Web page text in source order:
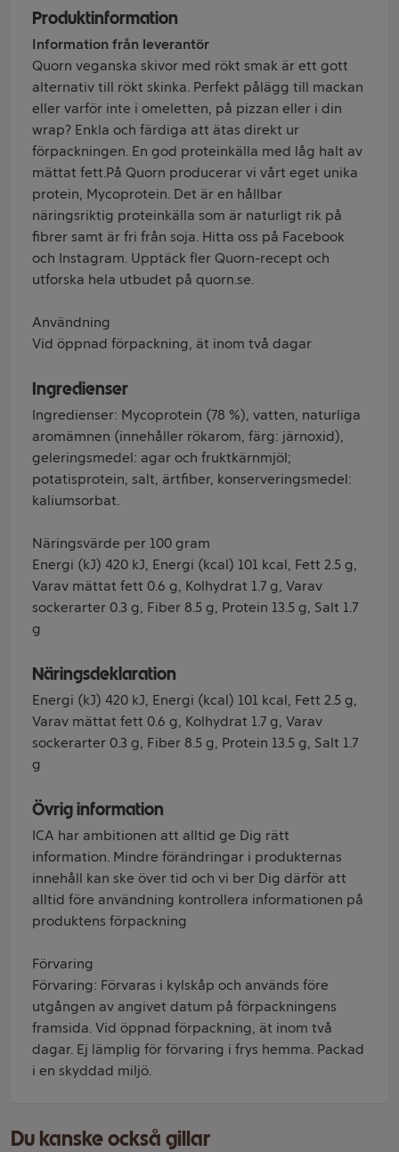
Produktinformation
Information från leverantör
Quorn veganska skivor med rökt smak är ett gott
alternativ till rökt skinka. Perfekt pålägg till mackan
eller varför inte i omeletten, på pizzan eller i din
wrap? Enkla och färdiga att ätas direkt ur
förpackningen. En god proteinkälla med låg halt av
mättat fett.På Quorn producerar vi vårt eget unika
protein, Mycoprotein. Det är en hållbar
näringsriktig proteinkälla som är naturligt rik på
fibrer samt är fri från soja. Hitta oss på Facebook
och Instagram. Upptäck fler Quorn-recept och
utforska hela utbudet på quorn.se.
Användning
Vid öppnad förpackning, ät inom två dagar
Ingredienser
Ingredienser: Mycoprotein (78 %), vatten, naturliga
aromämnen (innehåller rökarom, färg: järnoxid),
geleringsmedel: agar och fruktkärnmjöl;
potatisprotein, salt, ärtfiber, konserveringsmedel:
kaliumsorbat.
Näringsvärde per 100 gram
Energi (kJ) 420 kJ, Energi (kcal) 101 kcal, Fett 2.5 g,
Varav mättat fett 0.6 g, Kolhydrat 1.7 g, Varav
sockerarter 0.3 g, Fiber 8.5 g, Protein 13.5 g, Salt 1.7
g
Näringsdeklaration
Energi (kJ) 420 kJ, Energi (kcal) 101 kcal, Fett 2.5 g,
Varav mättat fett 0.6 g, Kolhydrat 1.7 g, Varav
sockerarter 0.3 g, Fiber 8.5 g, Protein 13.5 g, Salt 1.7
g
Övrig information
ICA har ambitionen att alltid ge Dig rätt
information. Mindre förändringar i produkternas
innehåll kan ske över tid och vi ber Dig därför att
alltid före användning kontrollera informationen på
produktens förpackning
Förvaring
Förvaring: Förvaras i kylskåp och används före
utgången av angivet datum på förpackningens
framsida. Vid öppnad förpackning, ät inom två
dagar. Ej lämplig för förvaring i frys hemma. Packad
i en skyddad miljö.
Du kanske också gillar